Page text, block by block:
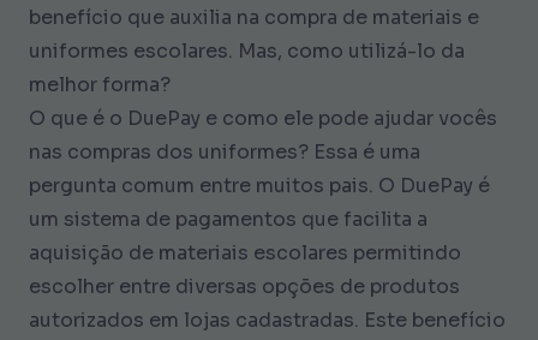
benefício que auxilia na compra de materiais e
uniformes escolares. Mas, como utilizá-lo da
melhor forma?
O que é o DuePay e como ele pode ajudar vocês
nas compras dos uniformes? Essa é uma
pergunta comum entre muitos pais. O DuePay é
um sistema de pagamentos que facilita a
aquisição de materiais escolares permitindo
escolher entre diversas opções de produtos
autorizados em lojas cadastradas. Este benefício